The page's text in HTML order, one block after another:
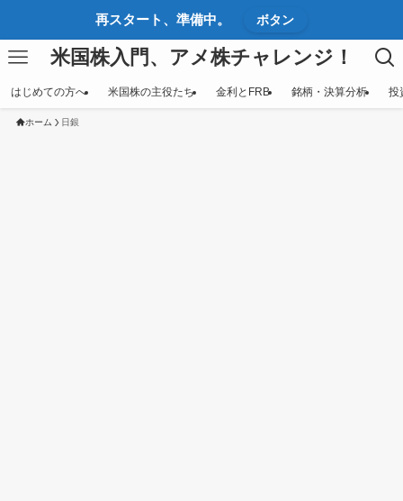
再スタート、準備中。 ボタン
米国株入門、アメ株チャレンジ！
はじめての方へ 米国株の主役たち 金利とFRB 銘柄・決算分析 投
ホーム 日銀